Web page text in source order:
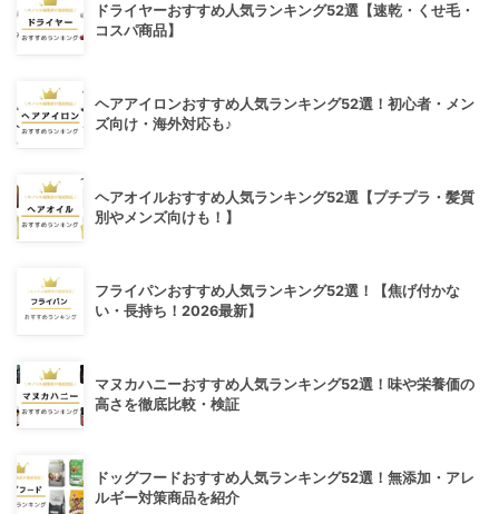
ドライヤーおすすめ人気ランキング52選【速乾・くせ毛・
コスパ商品】
ヘアアイロンおすすめ人気ランキング52選！初心者・メン
ズ向け・海外対応も♪
ヘアオイルおすすめ人気ランキング52選【プチプラ・髪質
別やメンズ向けも！】
フライパンおすすめ人気ランキング52選！【焦げ付かな
い・長持ち！2026最新】
マヌカハニーおすすめ人気ランキング52選！味や栄養価の
高さを徹底比較・検証
ドッグフードおすすめ人気ランキング52選！無添加・アレ
ルギー対策商品を紹介